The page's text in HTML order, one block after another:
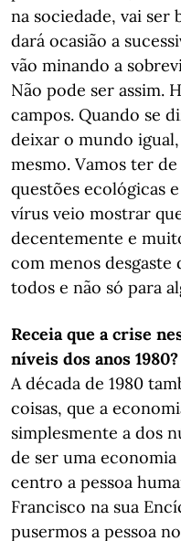
na sociedade, vai ser
dará ocasião a
vão minando a
Não pode ser assim.
campos. Quando se
deixar o mundo
mesmo. Vamos ter
questões ecológicas
vírus veio mostrar
decentemente e
com menos desgaste
todos e não só para
Receia que a crise
níveis dos anos 1980?
A década de 1980
coisas, que a
simplesmente a dos
de ser uma
centro a pessoa
Francisco na sua
pusermos a pessoa